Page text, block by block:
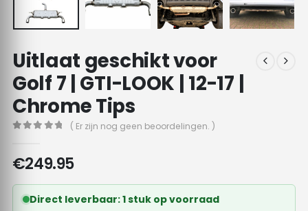
Uitlaat geschikt voor
Golf 7 | GTI-LOOK | 12-17 |
Chrome Tips
( Er zijn nog geen beoordelingen. )
€249.95
Direct leverbaar: 1 stuk op voorraad